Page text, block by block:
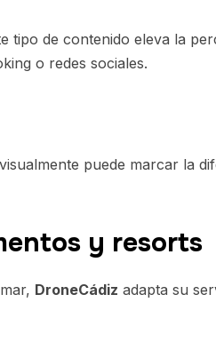
tipo de contenido eleva la
o redes sociales.
puede marcar la
y resorts
DroneCádiz adapta su